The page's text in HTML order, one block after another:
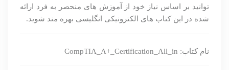
توانید بر اساس نیاز خود از آموزش های منحصر به فرد ارائه
شده در این کتاب های الکترونیکی انگلیسی بهره مند شوید.
نام کتاب: CompTIA_A+_Certification_All_in